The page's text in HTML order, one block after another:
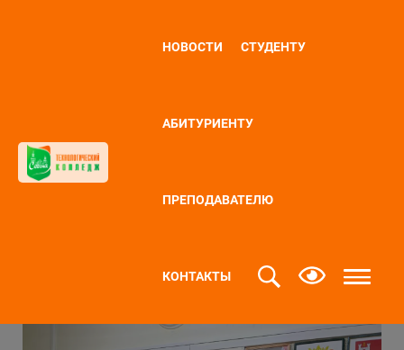
НОВОСТИ СТУДЕНТУ
АБИТУРИЕНТУ
ПРЕПОДАВАТЕЛЮ
КОНТАКТЫ